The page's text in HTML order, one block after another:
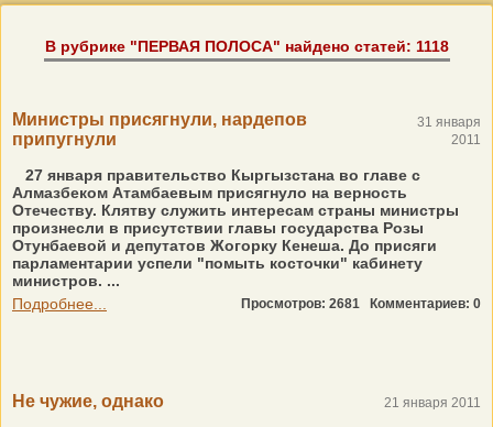
В рубрике "ПЕРВАЯ ПОЛОСА" найдено статей: 1118
Министры присягнули, нардепов
припугнули
31 января
2011
27 января правительство Кыргызстана во главе с
Алмазбеком Атамбаевым присягнуло на верность
Отечеству. Клятву служить интересам страны министры
произнесли в присутствии главы государства Розы
Отунбаевой и депутатов Жогорку Кенеша. До присяги
парламентарии успели "помыть косточки" кабинету
министров. ...
Подробнее...
Просмотров: 2681 Комментариев: 0
Не чужие, однако 21 января 2011